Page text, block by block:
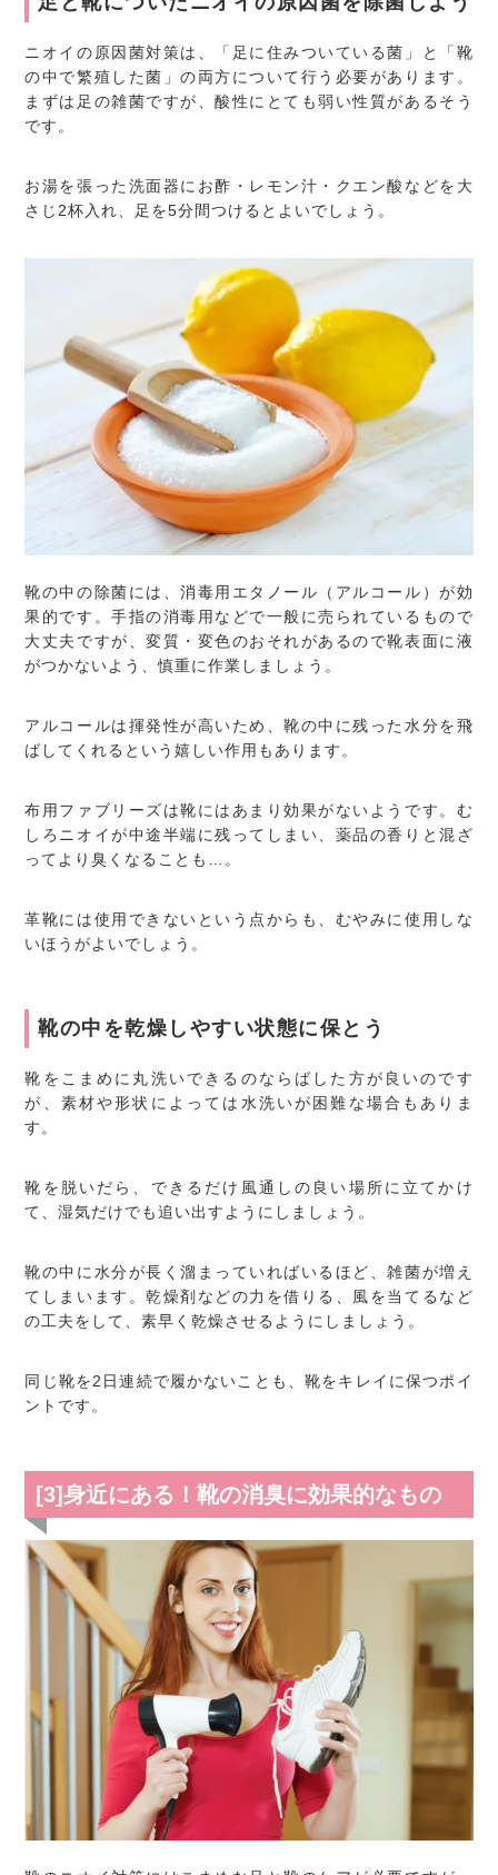
ニオイの原因菌対策は、「足に住みついている菌」と「靴
の中で繁殖した菌」の両方について行う必要があります。
まずは足の雑菌ですが、酸性にとても弱い性質があるそう
です。
お湯を張った洗面器にお酢・レモン汁・クエン酸などを大
さじ2杯入れ、足を5分間つけるとよいでしょう。
靴の中の除菌には、消毒用エタノール（アルコール）が効
果的です。手指の消毒用などで一般に売られているもので
大丈夫ですが、変質・変色のおそれがあるので靴表面に液
がつかないよう、慎重に作業しましょう。
アルコールは揮発性が高いため、靴の中に残った水分を飛
ばしてくれるという嬉しい作用もあります。
布用ファブリーズは靴にはあまり効果がないようです。む
しろニオイが中途半端に残ってしまい、薬品の香りと混ざ
ってより臭くなることも…。
革靴には使用できないという点からも、むやみに使用しな
いほうがよいでしょう。
靴の中を乾燥しやすい状態に保とう
靴をこまめに丸洗いできるのならばした方が良いのです
が、素材や形状によっては水洗いが困難な場合もありま
す。
靴を脱いだら、できるだけ風通しの良い場所に立てかけ
て、湿気だけでも追い出すようにしましょう。
靴の中に水分が長く溜まっていればいるほど、雑菌が増え
てしまいます。乾燥剤などの力を借りる、風を当てるなど
の工夫をして、素早く乾燥させるようにしましょう。
同じ靴を2日連続で履かないことも、靴をキレイに保つポイ
ントです。
[3]身近にある！靴の消臭に効果的なもの